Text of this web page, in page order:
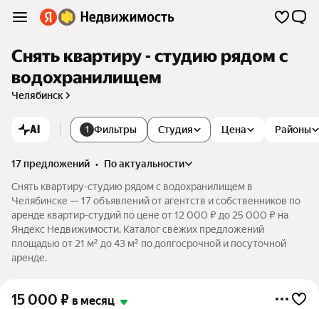
Снять квартиру - студию рядом с
водохранилищем
Челябинск
AI 1 Фильтры Цена
Студия Районы
17 предложений •
по актуальности
Снять квартиру-студию рядом с водохранилищем в
Челябинске — 17 объявлений от агентств и собственников по
аренде квартир-студий по цене от 12 000 ₽ до 25 000 ₽ на
Яндекс Недвижимости. Каталог свежих предложений
площадью от 21 м² до 43 м² по долгосрочной и посуточной
аренде.
15 000 ₽ в месяц